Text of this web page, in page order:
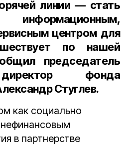
линии — стать
информационным,
центром для
по нашей
председатель
фонда
Стуглев.
как социально
в партнерстве